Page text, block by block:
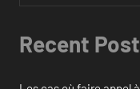
Recent